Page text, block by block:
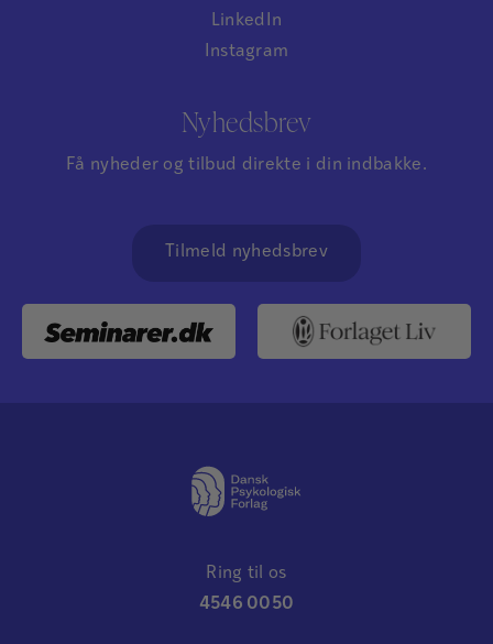
LinkedIn
Instagram
Nyhedsbrev
Få nyheder og tilbud direkte i din indbakke.
Tilmeld nyhedsbrev
Ring til os
4546 0050